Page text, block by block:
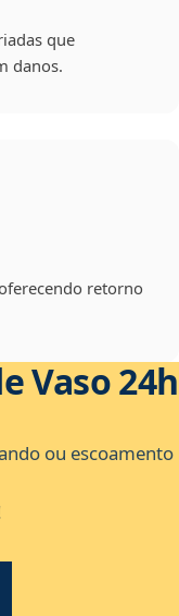
que
danos.
retorno
Vaso 24h
ou escoamento